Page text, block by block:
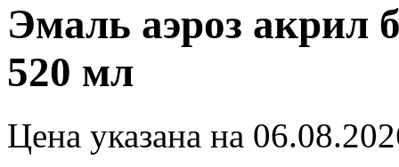
Эмаль аэроз акрил
520 мл
Цена указана на